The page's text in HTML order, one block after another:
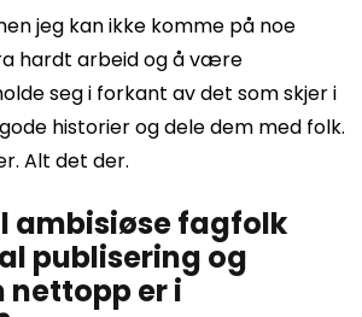
jeg kan ikke komme på noe
hardt arbeid og å være
seg i forkant av det som skjer i
historier og dele dem med folk.
Alt det der.
ambisiøse fagfolk
publisering og
nettopp er i